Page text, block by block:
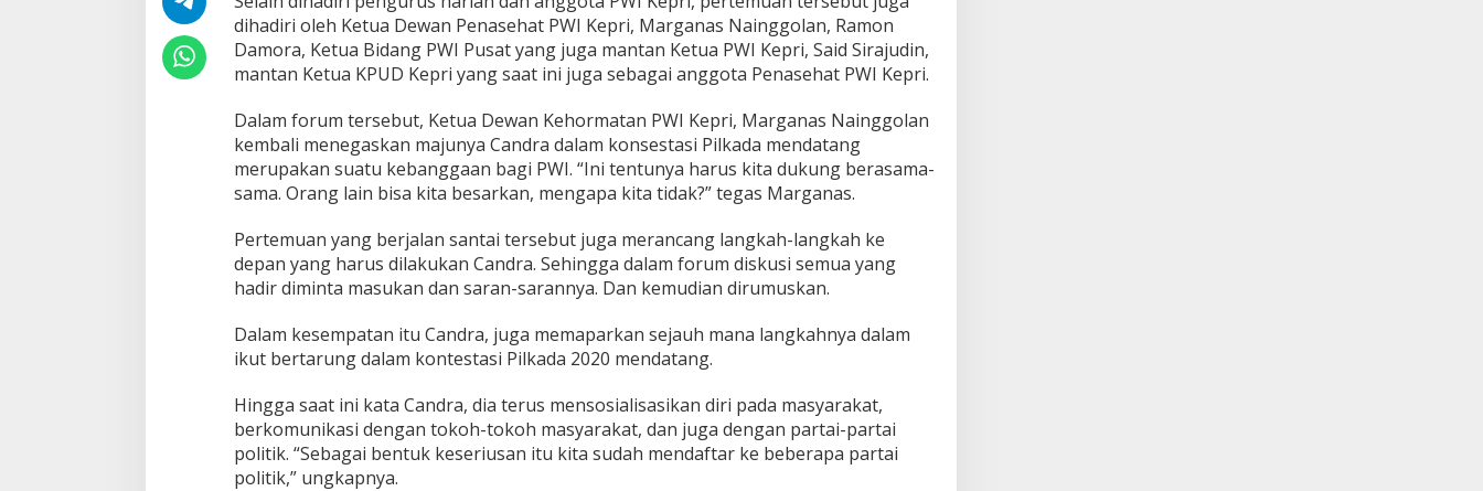
i
d
a
i
s
u
n
C
n
d
a
I
b
r
a
h
i
m
dihadiri oleh Ketua Dewan Penasehat PWI Kepri, Marganas Nainggolan, Ramon
Damora, Ketua Bidang PWI Pusat yang juga mantan Ketua PWI Kepri, Said Sirajudin,
mantan Ketua KPUD Kepri yang saat ini juga sebagai anggota Penasehat PWI Kepri.
Dalam forum tersebut, Ketua Dewan Kehormatan PWI Kepri, Marganas Nainggolan
kembali menegaskan majunya Candra dalam konsestasi Pilkada mendatang
merupakan suatu kebanggaan bagi PWI. “Ini tentunya harus kita dukung berasama-
sama. Orang lain bisa kita besarkan, mengapa kita tidak?” tegas Marganas.
Pertemuan yang berjalan santai tersebut juga merancang langkah-langkah ke
depan yang harus dilakukan Candra. Sehingga dalam forum diskusi semua yang
hadir diminta masukan dan saran-sarannya. Dan kemudian dirumuskan.
Dalam kesempatan itu Candra, juga memaparkan sejauh mana langkahnya dalam
ikut bertarung dalam kontestasi Pilkada 2020 mendatang.
Hingga saat ini kata Candra, dia terus mensosialisasikan diri pada masyarakat,
berkomunikasi dengan tokoh-tokoh masyarakat, dan juga dengan partai-partai
politik. “Sebagai bentuk keseriusan itu kita sudah mendaftar ke beberapa partai
politik,” ungkapnya.